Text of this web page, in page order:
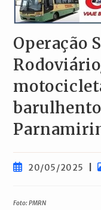
Operação
Post20/05/2025
Foto: PMRN